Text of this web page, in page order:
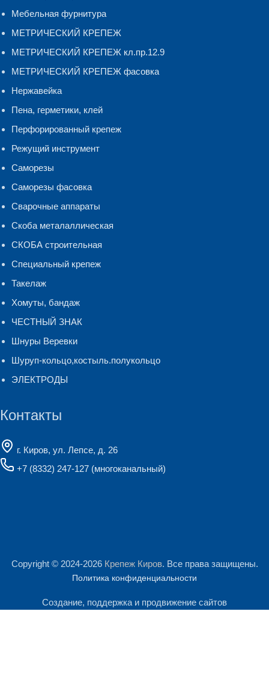
Мебельная фурнитура
МЕТРИЧЕСКИЙ КРЕПЕЖ
МЕТРИЧЕСКИЙ КРЕПЕЖ кл.пр.12.9
МЕТРИЧЕСКИЙ КРЕПЕЖ фасовка
Нержавейка
Пена, герметики, клей
Перфорированный крепеж
Режущий инструмент
Саморезы
Саморезы фасовка
Сварочные аппараты
Скоба металаллическая
СКОБА строительная
Специальный крепеж
Такелаж
Хомуты, бандаж
ЧЕСТНЫЙ ЗНАК
Шнуры Веревки
Шуруп-кольцо,костыль.полукольцо
ЭЛЕКТРОДЫ
Контакты
г. Киров, ул. Лепсе, д. 26
+7 (8332) 247-127 (многоканальный)
Copyright © 2024-2026 Крепеж Киров. Все права защищены.
Политика конфиденциальности
Создание, поддержка и продвижение сайтов